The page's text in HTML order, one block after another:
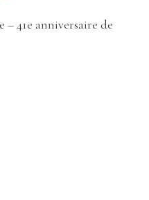
– 41e anniversaire de